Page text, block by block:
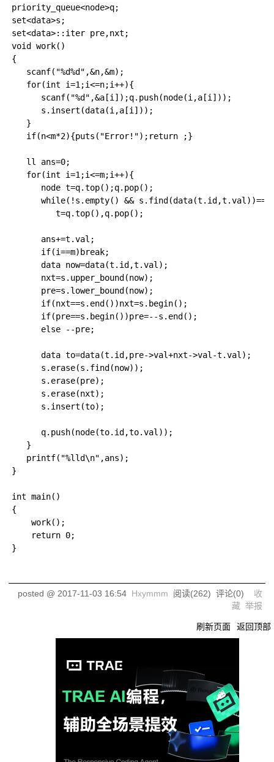
priority_queue<node>q;
set<data>s;
set<data>::iter pre,nxt;
void work()
{
   scanf("%d%d",&n,&m);
   for(int i=1;i<=n;i++){
      scanf("%d",&a[i]);q.push(node(i,a[i]));
      s.insert(data(i,a[i]));
   }
   if(n<m*2){puts("Error!");return ;}
   ll ans=0;
   for(int i=1;i<=m;i++){
      node t=q.top();q.pop();
while(!s.empty() &&
         t=q.top(),q.pop();
      ans+=t.val;
      if(i==m)break;
      data now=data(t.id,t.val);
      nxt=s.upper_bound(now);
      pre=s.lower_bound(now);
      if(nxt==s.end())nxt=s.begin();
      if(pre==s.begin())pre=--s.end();
      else --pre;
      data to=data(t.id,pre->val+nxt->val-t.val);
      s.erase(s.find(now));
      s.erase(pre);
      s.erase(nxt);
      s.insert(to);
      q.push(node(to.id,to.val));
   }
   printf("%lld\n",ans);
}
int main()
{
}
posted @ 2017-11-03 16:54 Hxymmm 阅读(262) 评论(0) 收
藏 举报
刷新页面 返回顶部